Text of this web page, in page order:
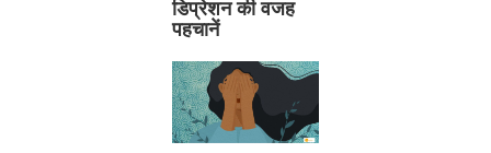
डिप्रेशन की वजह
पहचानें